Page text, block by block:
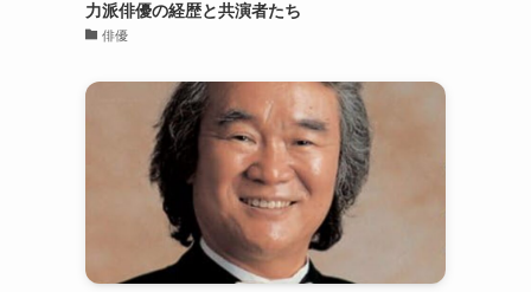
力派俳優の経歴と共演者たち
俳優